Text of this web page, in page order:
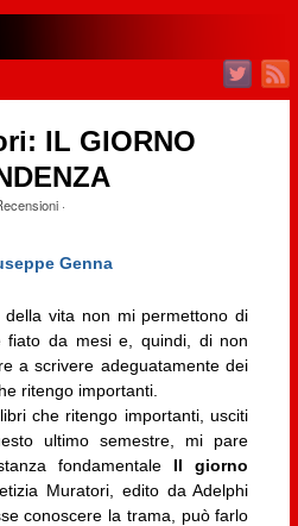
IL GIORNO
·
Genna
della vita non mi permettono di
fiato da mesi e, quindi, di non
a scrivere adeguatamente dei
ritengo importanti.
che ritengo importanti, usciti
ultimo semestre, mi pare
fondamentale Il giorno
Muratori, edito da Adelphi
conoscere la trama, può farlo